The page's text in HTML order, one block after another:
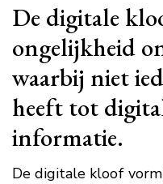
De digitale
ongelijkheid
waarbij niet
heeft tot
informatie.
De digitale kloof